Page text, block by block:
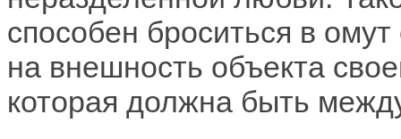
способен броситься в
на внешность объекта
которая должна быть